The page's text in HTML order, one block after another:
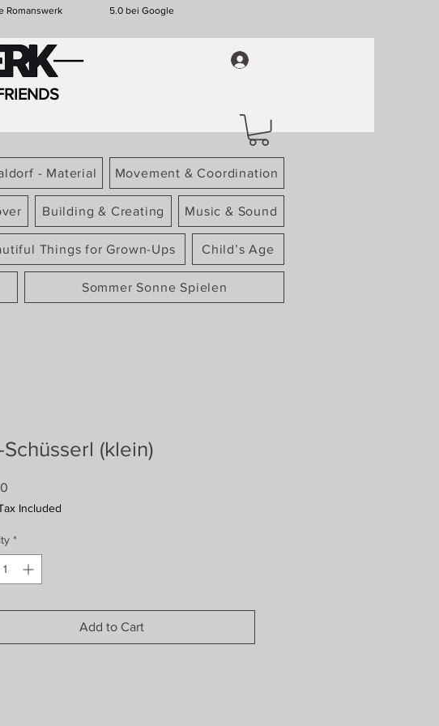
Romanswerk 5.0 bei Google
- Material Movement & Coordination
Building & Creating Music & Sound
Things for Grown-Ups Child’s Age
Sommer Sonne Spielen
Schüsserl (klein)
Included
*
Add to Cart